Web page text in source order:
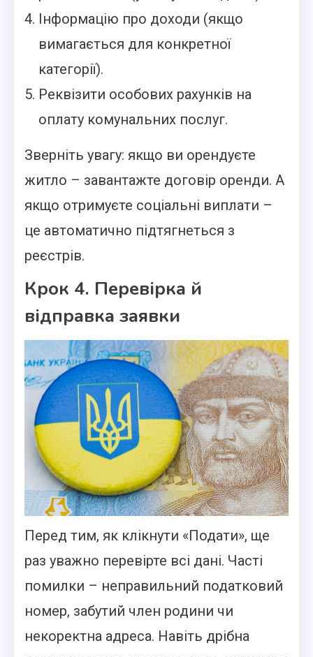
Інформацію про доходи (якщо
вимагається для конкретної
категорії).
Реквізити особових рахунків на
оплату комунальних послуг.
Зверніть увагу: якщо ви орендуєте
житло – завантажте договір оренди. А
якщо отримуєте соціальні виплати –
це автоматично підтягнеться з
реєстрів.
Крок 4. Перевірка й
відправка заявки
Перед тим, як клікнути «Подати», ще
раз уважно перевірте всі дані. Часті
помилки – неправильний податковий
номер, забутий член родини чи
некоректна адреса. Навіть дрібна